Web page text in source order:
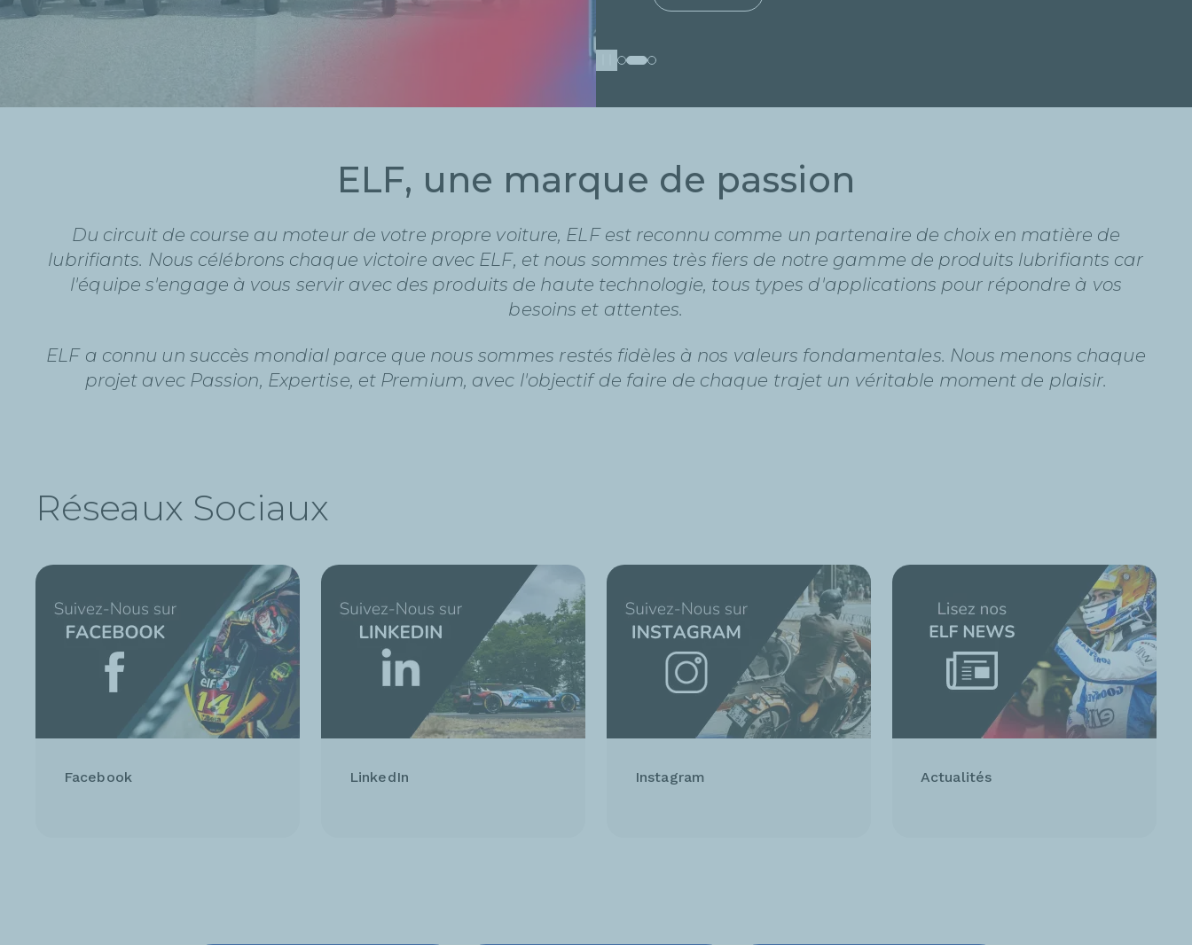
ELF, une marque de passion
Du circuit de course au moteur de votre propre voiture, ELF est reconnu comme un partenaire de choix en matière de
lubrifiants. Nous célébrons chaque victoire avec ELF, et nous sommes très fiers de notre gamme de produits lubrifiants car
l'équipe s'engage à vous servir avec des produits de haute technologie, tous types d'applications pour répondre à vos
besoins et attentes.
ELF a connu un succès mondial parce que nous sommes restés fidèles à nos valeurs fondamentales. Nous menons chaque
projet avec Passion, Expertise, et Premium, avec l'objectif de faire de chaque trajet un véritable moment de plaisir.
Réseaux Sociaux
Facebook LinkedIn Instagram Actualités